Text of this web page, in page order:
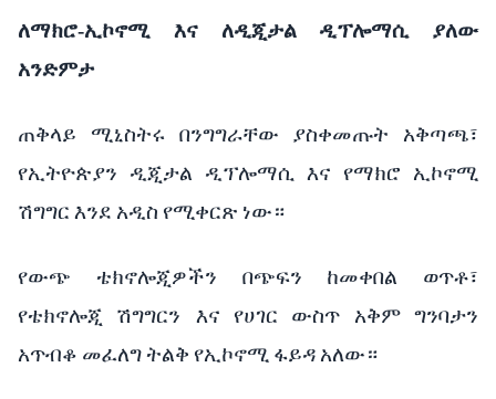
ለማክሮ-ኢኮኖሚ እና ለዲጂታል ዲፕሎማሲ
ያለው
አንድምታ
ጠቅላይ ሚኒስትሩ በንግግራቸው ያስቀመጡት
አቅጣጫ፣
የኢትዮጵያን
ዲጂታል ዲፕሎማሲ እና የማክሮ
ኢኮኖሚ
ሽግግር እንደ አዲስ የሚቀርጽ ነው።
የውጭ ቴክኖሎጂዎችን በጭፍን ከመቀበል
ወጥቶ፣
የቴክኖሎጂ
ሽግግርን እና የሀገር ውስጥ አቅም ግንባታን
አጥብቆ መፈለግትልቅ የኢኮኖሚ ፋይዳ አለው።